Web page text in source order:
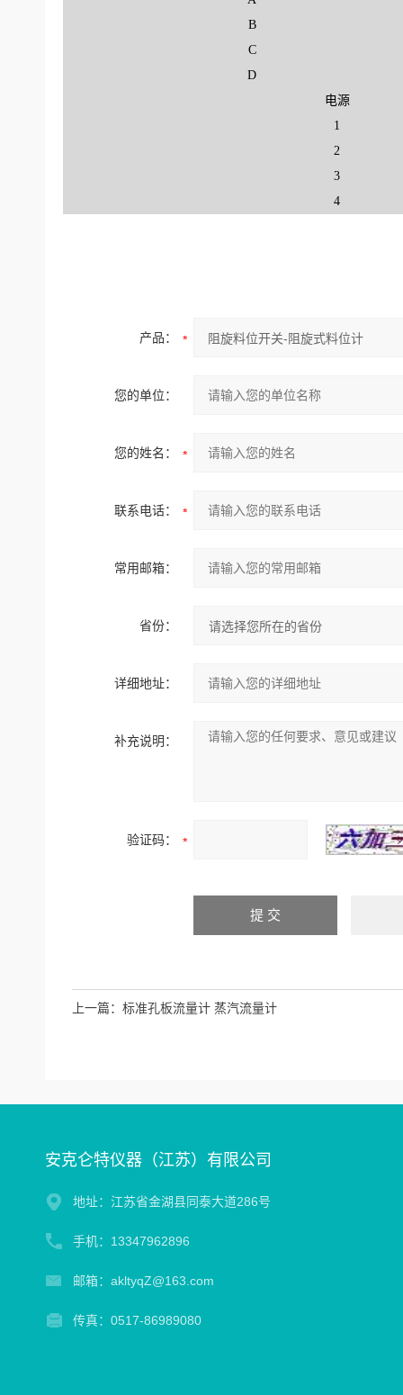
B
C
D
电源
1
2
3
4
产品：
您的单位：
您的姓名：
联系电话：
常用邮箱：
省份：
详细地址：
补充说明：
验证码：
上一篇： 标准孔板流量计 蒸汽流量计
安克仑特仪器（江苏）有限公司
地址：江苏省金湖县同泰大道286号
手机：13347962896
邮箱：akltyqZ@163.com
传真：0517-86989080